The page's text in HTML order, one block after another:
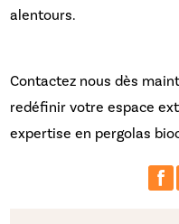
alentours.
Contactez nous dès
redéfinir votre espace
expertise en pergolas